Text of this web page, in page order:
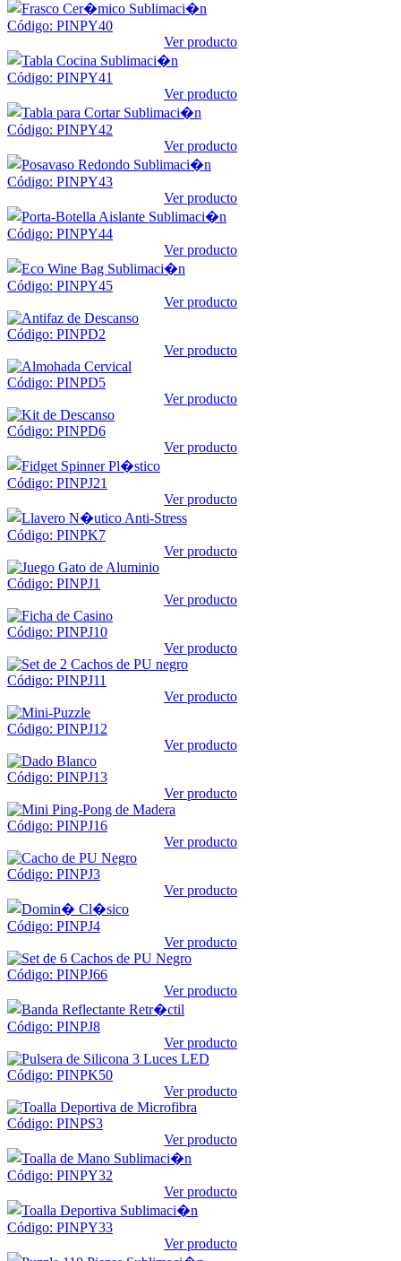
Código: PINPY40
Ver producto
Código: PINPY41
Ver producto
Código: PINPY42
Ver producto
Código: PINPY43
Ver producto
Código: PINPY44
Ver producto
Código: PINPY45
Ver producto
Código: PINPD2
Ver producto
Código: PINPD5
Ver producto
Código: PINPD6
Ver producto
Código: PINPJ21
Ver producto
Código: PINPK7
Ver producto
Código: PINPJ1
Ver producto
Código: PINPJ10
Ver producto
Código: PINPJ11
Ver producto
Código: PINPJ12
Ver producto
Código: PINPJ13
Ver producto
Código: PINPJ16
Ver producto
Código: PINPJ3
Ver producto
Código: PINPJ4
Ver producto
Código: PINPJ66
Ver producto
Código: PINPJ8
Ver producto
Código: PINPK50
Ver producto
Código: PINPS3
Ver producto
Código: PINPY32
Ver producto
Código: PINPY33
Ver producto